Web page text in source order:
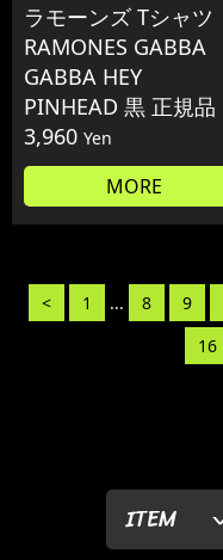
ITEM
ラモーンズ Tシャツ
RAMONES GABBA
GABBA HEY
PINHEAD 黒 正規品
3,960 Yen
MORE
< 1 ... 8 9
16